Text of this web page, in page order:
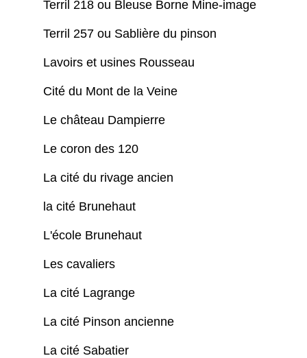
Terril 218 ou Bleuse Borne Mine-image
Terril 257 ou Sablière du pinson
Lavoirs et usines Rousseau
Cité du Mont de la Veine
Le château Dampierre
Le coron des 120
La cité du rivage ancien
la cité Brunehaut
L'école Brunehaut
Les cavaliers
La cité Lagrange
La cité Pinson ancienne
La cité Sabatier